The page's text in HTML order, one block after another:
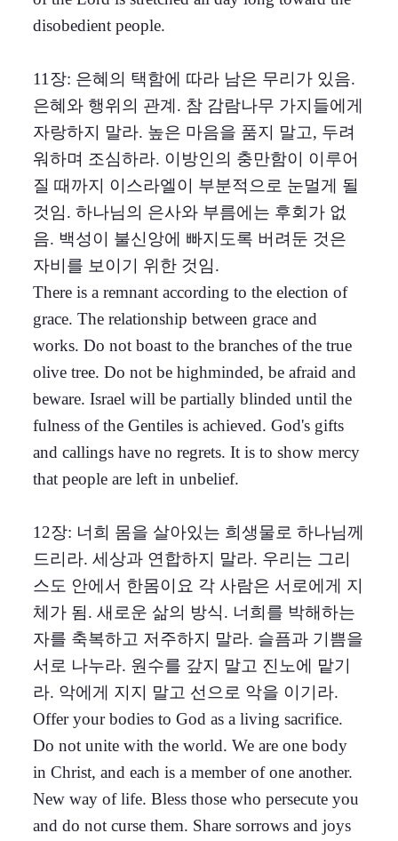
disobedient people.
11장: 은혜의 택함에 따라 남은 무리가 있음.
은혜와 행위의 관계. 참 감람나무 가지들에게
자랑하지 말라. 높은 마음을 품지 말고, 두려
워하며 조심하라. 이방인의 충만함이 이루어
질 때까지 이스라엘이 부분적으로 눈멀게 될
것임. 하나님의 은사와 부름에는 후회가 없
음. 백성이 불신앙에 빠지도록 버려둔 것은
자비를 보이기 위한 것임.
There is a remnant according to the election of
grace. The relationship between grace and
works. Do not boast to the branches of the true
olive tree. Do not be highminded, be afraid and
beware. Israel will be partially blinded until the
fulness of the Gentiles is achieved. God's gifts
and callings have no regrets. It is to show mercy
that people are left in unbelief.
12장: 너희 몸을 살아있는 희생물로 하나님께
드리라. 세상과 연합하지 말라. 우리는 그리
스도 안에서 한몸이요 각 사람은 서로에게 지
체가 됨. 새로운 삶의 방식. 너희를 박해하는
자를 축복하고 저주하지 말라. 슬픔과 기쁨을
서로 나누라. 원수를 갚지 말고 진노에 맡기
라. 악에게 지지 말고 선으로 악을 이기라.
Offer your bodies to God as a living sacrifice.
Do not unite with the world. We are one body
in Christ, and each is a member of one another.
New way of life. Bless those who persecute you
and do not curse them. Share sorrows and joys